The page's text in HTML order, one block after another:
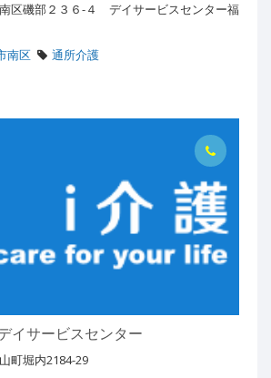
区磯部２３６-４ デイサービスセンター福
南区
通所介護
イサービスセンター
町堀内2184-29